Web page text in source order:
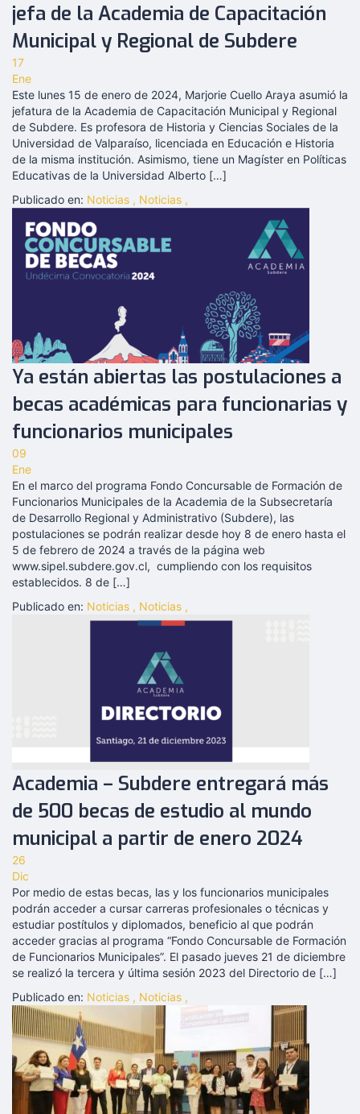
jefa de la Academia de Capacitación
Municipal y Regional de Subdere
17
Ene
Este lunes 15 de enero de 2024, Marjorie Cuello Araya asumió la
jefatura de la Academia de Capacitación Municipal y Regional
de Subdere. Es profesora de Historia y Ciencias Sociales de la
Universidad de Valparaíso, licenciada en Educación e Historia
de la misma institución. Asimismo, tiene un Magíster en Políticas
Educativas de la Universidad Alberto […]
Publicado en: Noticias , Noticias ,
Ya están abiertas las postulaciones a
becas académicas para funcionarias y
funcionarios municipales
09
Ene
En el marco del programa Fondo Concursable de Formación de
Funcionarios Municipales de la Academia de la Subsecretaría
de Desarrollo Regional y Administrativo (Subdere), las
postulaciones se podrán realizar desde hoy 8 de enero hasta el
5 de febrero de 2024 a través de la página web
www.sipel.subdere.gov.cl, cumpliendo con los requisitos
establecidos. 8 de […]
Publicado en: Noticias , Noticias ,
Academia – Subdere entregará más
de 500 becas de estudio al mundo
municipal a partir de enero 2024
26
Dic
Por medio de estas becas, las y los funcionarios municipales
podrán acceder a cursar carreras profesionales o técnicas y
estudiar postítulos y diplomados, beneficio al que podrán
acceder gracias al programa “Fondo Concursable de Formación
de Funcionarios Municipales”. El pasado jueves 21 de diciembre
se realizó la tercera y última sesión 2023 del Directorio de […]
Publicado en: Noticias , Noticias ,